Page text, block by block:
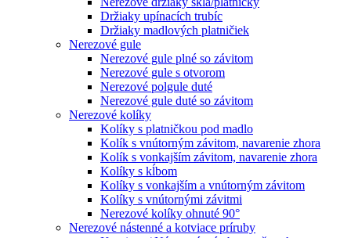
Držiaky upínacích trubíc
Držiaky madlových platničiek
Nerezové gule
Nerezové gule plné so závitom
Nerezové gule s otvorom
Nerezové polgule duté
Nerezové gule duté so závitom
Nerezové kolíky
Kolíky s platničkou pod madlo
Kolík s vnútorným závitom, navarenie zhora
Kolík s vonkajším závitom, navarenie zhora
Kolíky s kĺbom
Kolíky s vonkajším a vnútorným závitom
Kolíky s vnútornými závitmi
Nerezové kolíky ohnuté 90°
Nerezové nástenné a kotviace príruby